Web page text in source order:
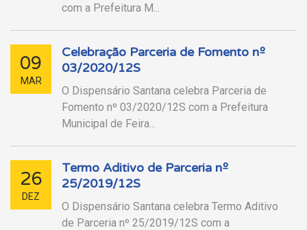
com a Prefeitura M...
09
MAR
Celebração Parceria de Fomento nº
03/2020/12S
O Dispensário Santana celebra Parceria de
Fomento nº 03/2020/12S com a Prefeitura
Municipal de Feira...
26
DEZ
Termo Aditivo de Parceria nº
25/2019/12S
O Dispensário Santana celebra Termo Aditivo
de Parceria nº 25/2019/12S com a